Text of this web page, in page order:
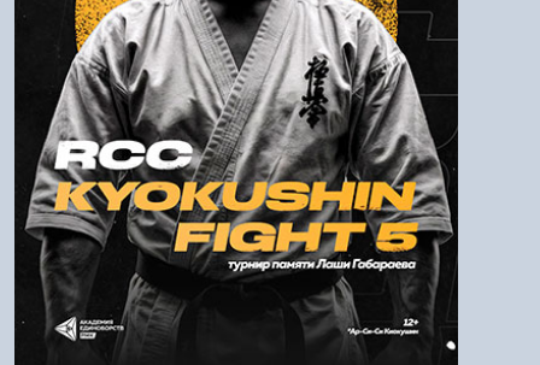
Войти
Напомнить пароль
Регистрация